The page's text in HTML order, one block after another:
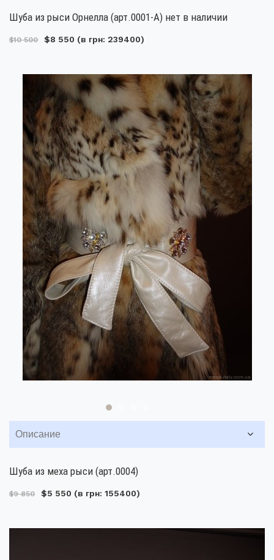
Шуба из рыси Орнелла (арт.0001-А) нет в наличии
$10 500 $8 550 (в грн: 239400)
Описание
Шуба из меха рыси (арт.0004)
$9 850 $5 550 (в грн: 155400)